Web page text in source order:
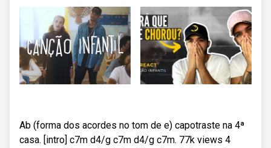
Ab (forma dos acordes no tom de e) capotraste na 4ª
casa. [intro] c7m d4/g c7m d4/g c7m. 77k views 4